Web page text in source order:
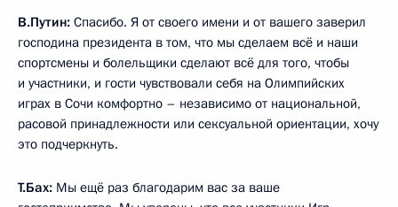
В.Путин: Спасибо. Я от своего имени и от вашего заверил
господина президента в том, что мы сделаем всё и наши
спортсмены и болельщики сделают всё для того, чтобы
и участники, и гости чувствовали себя на Олимпийских
играх в Сочи комфортно – независимо от национальной,
расовой принадлежности или сексуальной ориентации, хочу
это подчеркнуть.
Т.Бах: Мы ещё раз благодарим вас за ваше